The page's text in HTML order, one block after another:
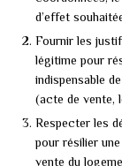
d’effet
Fournir les
légitime pour
indispensable
(acte de vente,
Respecter les
pour résilier
vente du